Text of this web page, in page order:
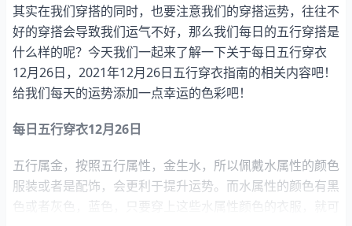
其实在我们穿搭的同时，也要注意我们的穿搭运势，往往不
好的穿搭会导致我们运气不好，那么我们每日的五行穿搭是
什么样的呢？今天我们一起来了解一下关于每日五行穿衣
12月26日，2021年12月26日五行穿衣指南的相关内容吧！
给我们每天的运势添加一点幸运的色彩吧！
每日五行穿衣12月26日
五行属金，按照五行属性，金生水，所以佩戴水属性的颜色
服装或者是配饰，会更利于提升运势。而水属性的颜色有黑
色或者灰色，蓝色，只要穿上这些水属性颜色的衣服，就可